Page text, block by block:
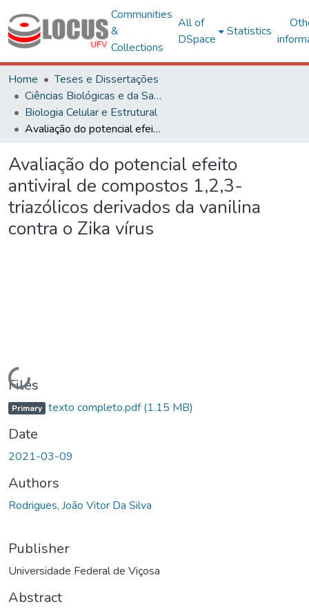
Communities
&
Collections
All of
DSpace
Statistics
Home
Teses e Dissertações
Ciências Biológicas e da Saúde
Biologia Celular e Estrutural
Avaliação do potencial efeito antiviral de compostos 1,2,3-triazólicos derivados da vanilina contra o Zika vírus
Avaliação do potencial efeito
antiviral de compostos 1,2,3-
triazólicos derivados da vanilina
contra o Zika vírus
Loading...
Files
Primary texto completo.pdf(1.15 MB)
Date
2021-03-09
Authors
Rodrigues, João Vitor Da Silva
Publisher
Universidade Federal de Viçosa
Abstract